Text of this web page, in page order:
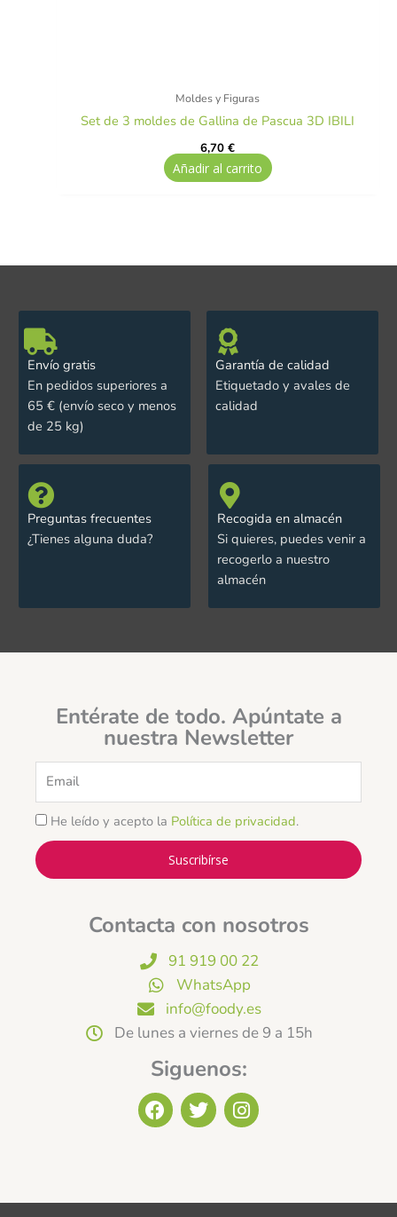
Moldes y Figuras
Set de 3 moldes de Gallina de Pascua 3D IBILI
6,70€
Añadir al carrito
Envío gratis
En pedidos superiores a
65 € (envío seco y menos
de 25 kg)
Garantía de calidad
Etiquetado y avales de
calidad
Preguntas frecuentes
¿Tienes alguna duda?
Recogida en almacén
Si quieres, puedes venir a
recogerlo a nuestro
almacén
Entérate de todo. Apúntate a
nuestra Newsletter
He leído y acepto la Política de privacidad.
Suscribírse
Contacta con nosotros
91 919 00 22
WhatsApp
info@foody.es
De lunes a viernes de 9 a 15h
Siguenos:
F
a
o
T
w
e
I
n
g